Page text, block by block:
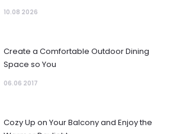
10.08 2026
Create a Comfortable Outdoor Dining
Space so You
06.06 2017
Cozy Up on Your Balcony and Enjoy the